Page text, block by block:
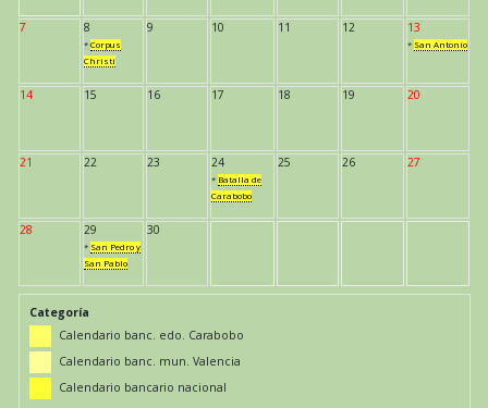
7 8
* Corpus
Christi
9 10 11 12 13
* San Antonio
14 15 16 17 18 19 20
21 22 23 24
* Batalla de
Carabobo
25 26 27
28 29
* San Pedro y
San Pablo
30
Categoría
Calendario banc. edo. Carabobo
Calendario banc. mun. Valencia
Calendario bancario nacional